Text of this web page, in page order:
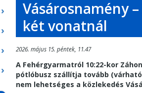
Vásárosnamény
két vonatnál
2026. május 15. péntek, 11.47
A Fehérgyarmatról 10:22-kor
pótlóbusz szállítja tovább
nem lehetséges a közlekedés